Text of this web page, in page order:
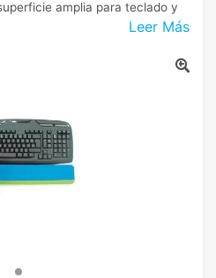
Leer Más
amplia para teclado y